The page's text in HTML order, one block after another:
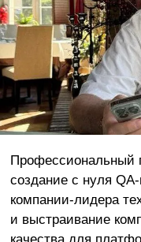
Профессиональный
создание с нуля
компании-лидера
и выстраивание
качества для